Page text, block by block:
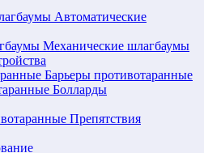
Автоматические
Механические шлагбаумы
Барьеры противотаранные
Болларды
Препятствия